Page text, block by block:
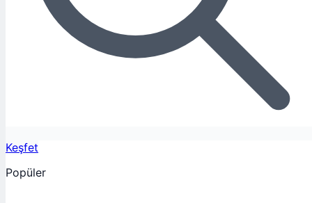
Keşfet
Popüler